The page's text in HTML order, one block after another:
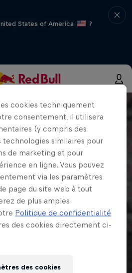
States of America
?
cookies techniquement
consentement, il utilisera
(y compris des
technologies similaires pour
de marketing et pour
en ligne. Vous pouvez
via les paramètres
page du site web à tout
de plus amples
Politique de confidentialité
des cookies directement ci-
des cookies